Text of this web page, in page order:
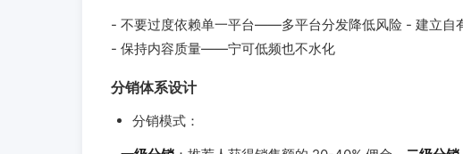
- 不要过度依赖单一平台——多平台分发降低风险 - 建立
- 保持内容质量——宁可低频也不水化
分销体系设计
分销模式：